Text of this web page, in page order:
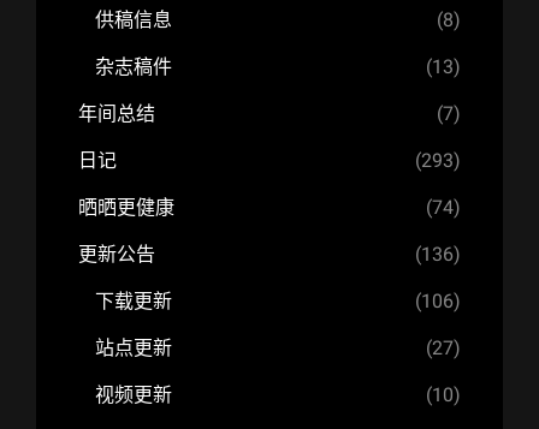
供稿信息 (8)
杂志稿件 (13)
年间总结 (7)
日记 (293)
晒晒更健康 (74)
更新公告 (136)
下载更新 (106)
站点更新 (27)
视频更新 (10)